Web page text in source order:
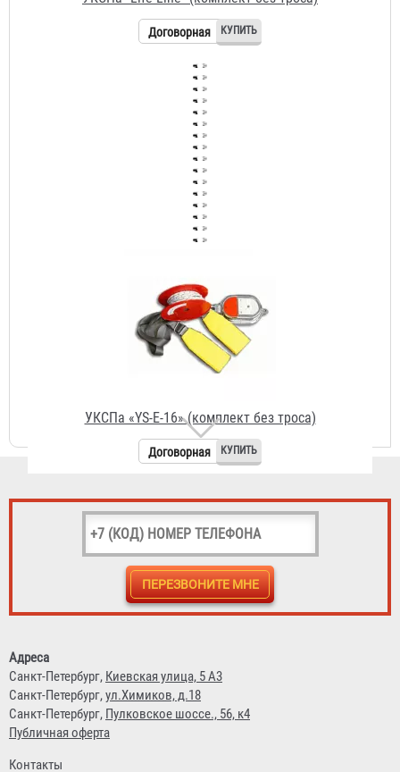
УКСПа «YS-E-16» (комплект без троса)
УКСПа "Life-Line" (комплект без троса)
Договорная
Адреса
Санкт-Петербург, Киевская улица, 5 А3
Санкт-Петербург,ул.Химиков, д.18
Санкт-Петербург, Пулковское шоссе., 56, к4
Публичная оферта
Контакты